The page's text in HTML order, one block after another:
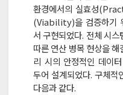
환경에서의 실효성
(Viability)을 검증하기
서 구현되었다. 전체 시
따른 연산 병목 현상을
리 시의 안정적인 데이
두어 설계되었다. 구체적
다음과 같다.